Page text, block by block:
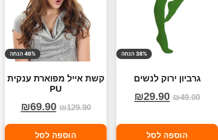
38% הנחה
גרביון ירוק לנשים
₪49.00
₪29.90
הוספה לסל
46% הנחה
קשת אייל מפוארת ענקית
PU
₪129.90
₪69.90
הוספה לסל